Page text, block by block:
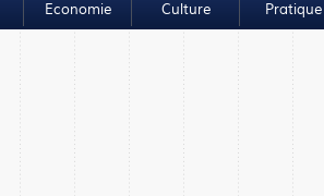
Economie Culture Pratique